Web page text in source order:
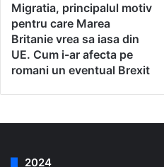
Migratia, principalul motiv
pentru care Marea
Britanie vrea sa iasa din
UE. Cum i-ar afecta pe
romani un eventual Brexit
2024